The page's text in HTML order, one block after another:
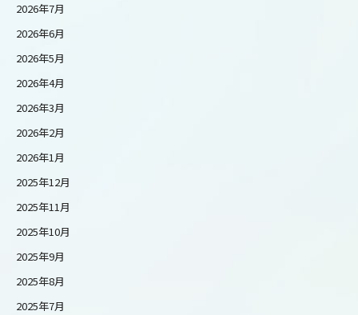
2026年7月
2026年6月
2026年5月
2026年4月
2026年3月
2026年2月
2026年1月
2025年12月
2025年11月
2025年10月
2025年9月
2025年8月
2025年7月